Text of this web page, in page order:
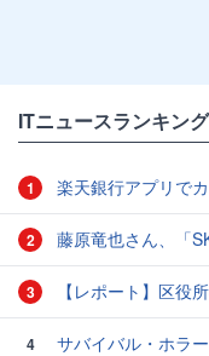
ITニュースランキング
1 楽天銀行アプリで
2 藤原竜也さん、「SKYSEA Client View」
3 【レポート】区役所
4 サバイバル・ホラー『レディ